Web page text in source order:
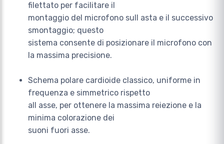
filettato per facilitare il
montaggio del microfono sull asta e il successivo
smontaggio; questo
sistema consente di posizionare il microfono con
la massima precisione.
Schema polare cardioide classico, uniforme in
frequenza e simmetrico rispetto
all asse, per ottenere la massima reiezione e la
minima colorazione dei
suoni fuori asse.